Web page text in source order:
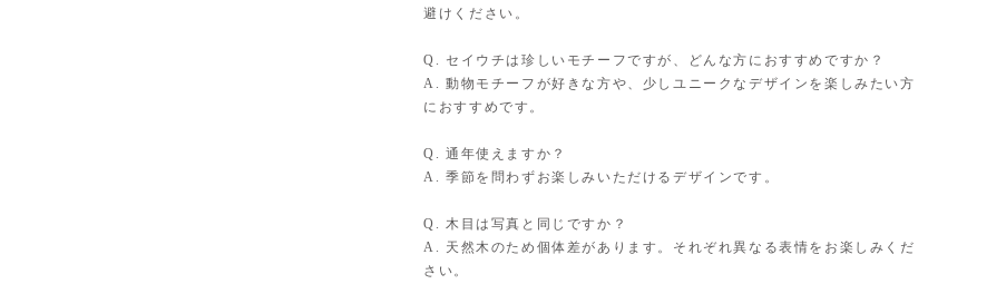
避けください。
Q. セイウチは珍しいモチーフですが、どんな方におすすめですか？
A. 動物モチーフが好きな方や、少しユニークなデザインを楽しみたい方
におすすめです。
Q. 通年使えますか？
A. 季節を問わずお楽しみいただけるデザインです。
Q. 木目は写真と同じですか？
A. 天然木のため個体差があります。それぞれ異なる表情をお楽しみくだ
さい。